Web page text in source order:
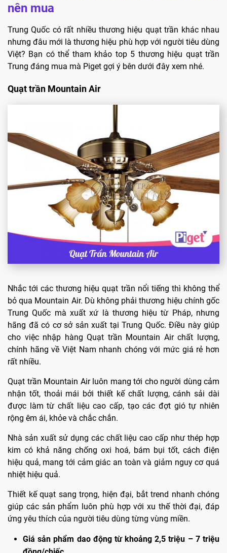
nên mua
Trung Quốc có rất nhiều thương hiệu quạt trần khác nhau
nhưng đâu mới là thương hiệu phù hợp với người tiêu dùng
Việt? Bạn có thể tham khảo top 5 thương hiệu quạt trần
Trung đáng mua mà Piget gợi ý bên dưới đây xem nhé.
Quạt trần Mountain Air
Nhắc tới các thương hiệu quạt trần nổi tiếng thì không thể
bỏ qua Mountain Air. Dù không phải thương hiệu chính gốc
Trung Quốc mà xuất xứ là thương hiệu từ Pháp, nhưng
hãng đã có cơ sở sản xuất tại Trung Quốc. Điều này giúp
cho việc nhập hàng Quạt trần Mountain Air chất lượng,
chính hãng về Việt Nam nhanh chóng với mức giá rẻ hơn
rất nhiều.
Quạt trần Mountain Air luôn mang tới cho người dùng cảm
nhận tốt, thoải mái bởi thiết kế chất lượng, cánh sải dài
được làm từ chất liệu cao cấp, tạo các đợt gió tự nhiên
rộng êm ái, khỏe và chắc chắn.
Nhà sản xuất sử dụng các chất liệu cao cấp như thép hợp
kim có khả năng chống oxi hoá, bám bụi tốt, cách điện
hiệu quả, mang tới cảm giác an toàn và giảm nguy cơ quá
nhiệt hiệu quả.
Thiết kế quạt sang trọng, hiện đại, bắt trend nhanh chóng
giúp các sản phẩm luôn phù hợp với xu thế thời đại, đáp
ứng yêu thích của người tiêu dùng từng vùng miền.
Giá sản phẩm dao động từ khoảng 2,5 triệu – 7 triệu